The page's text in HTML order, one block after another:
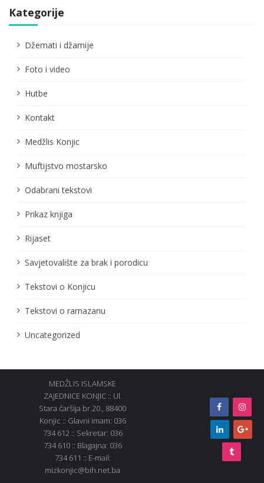
Kategorije
Džemati i džamije
Foto i video
Hutbe
Kontakt
Medžlis Konjic
Muftijstvo mostarsko
Odabrani tekstovi
Prikaz knjiga
Rijaset
Savjetovalište za brak i porodicu
Tekstovi o Konjicu
Tekstovi o ramazanu
Uncategorized
MEDŽLIS ISLAMSKE
ZAJEDNICE KONJIC :: Ul.
Stara čaršija br.20., 88400
Konjic :: Glavni imam: 036
734 612 :: Sekretar: 036
734 610 :: Blagajna: 036
734 611 :: E-mail:
mizkonjic@bih.net.ba